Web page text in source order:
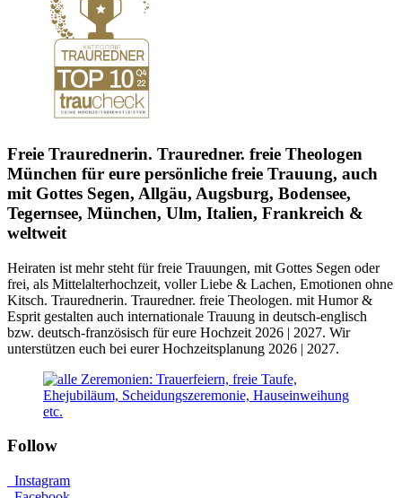
Freie Traurednerin. Trauredner. freie Theologen
München für eure persönliche freie Trauung, auch
mit Gottes Segen, Allgäu, Augsburg, Bodensee,
Tegernsee, München, Ulm, Italien, Frankreich &
weltweit
Heiraten ist mehrsteht für freie Trauungen, mit Gottes Segen oder
frei, als Mittelalterhochzeit, voller Liebe & Lachen, Emotionen ohne
Kitsch. Traurednerin. Trauredner. freie Theologen. mit Humor &
Esprit gestalten auch internationale Trauung in deutsch-englisch
bzw. deutsch-französisch für eure Hochzeit 2026 | 2027. Wir
unterstützen euch bei eurer Hochzeitsplanung 2026 | 2027.
Follow
Instagram